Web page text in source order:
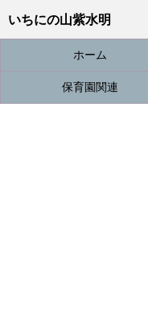
いちにの山紫水明
ホーム
保育園関連